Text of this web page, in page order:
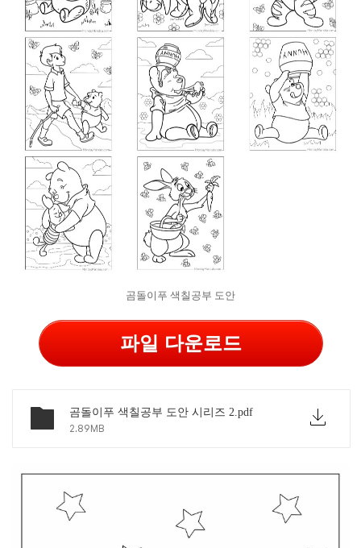
곰돌이푸 색칠공부 도안
파일 다운로드
곰돌이푸 색칠공부 도안 시리즈 2.pdf
2.89MB